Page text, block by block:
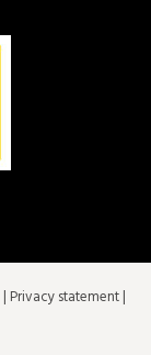
| Privacy statement|